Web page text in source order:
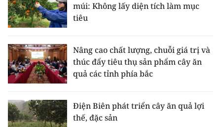
CÁC CHUYÊN TRANG
VỀ BÁO NHÂN DÂN
THỜI NAY
NHÂN DÂN HẰNG THÁNG
múi: Không lấy diện tích làm mục
tiêu
Nâng cao chất lượng, chuỗi giá trị và
thúc đẩy tiêu thụ sản phẩm cây ăn
quả các tỉnh phía bắc
Điện Biên phát triển cây ăn quả lợi
thế, đặc sản